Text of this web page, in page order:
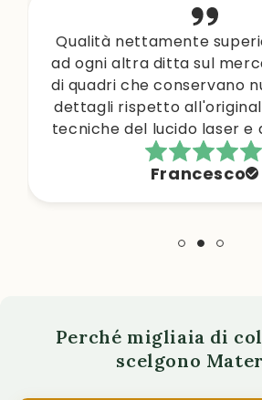
Mi è arrivato ieri la mia
spettacolare, farò un
Luca
Perché migliaia di
scelgono